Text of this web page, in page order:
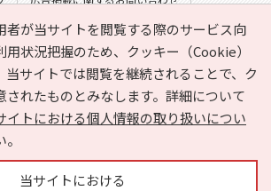
者が当サイトを閲覧する際のサービス向
用状況把握のため、クッキー（Cookie）
当サイトでは閲覧を継続されることで、ク
されたものとみなします。詳細について
イトにおける個人情報の取り扱いについ
当サイトにおける
トの内容に関するお問い合わせ
© HYOJITO.Co.,Ltd. All Rights Reserved.